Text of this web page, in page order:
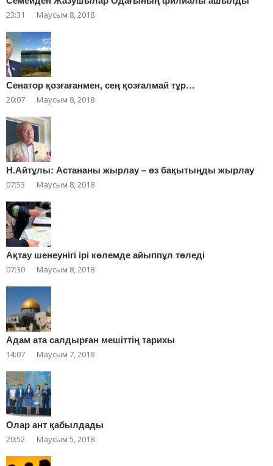
23:31 Маусым 8, 2018
Сенатор қозғағанмен, сең қозғалмай тұр…
20:07 Маусым 8, 2018
Н.Айтұлы: Астананы жырлау – өз бақытыңды жырлау
07:53 Маусым 8, 2018
Ақтау шенеунігі ірі көлемде айыппұл төледі
07:30 Маусым 8, 2018
Адам ата салдырған мешіттің тарихы
14:07 Маусым 7, 2018
Олар ант қабылдады
20:52 Маусым 5, 2018